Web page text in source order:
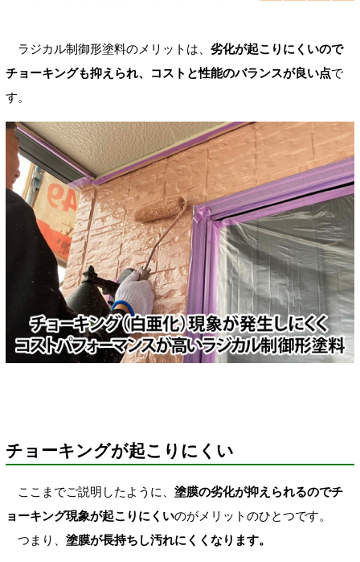
ラジカル制御形塗料のメリットは、 劣化が起こりにくいので
チョーキングも抑えられ、コストと性能のバランスが良い点で
す。
チョーキングが起こりにくい
ここまでご説明したように、 塗膜の劣化が抑えられるのでチ
ョーキング現象が起こりにくいのがメリットのひとつです。
つまり、 塗膜が長持ちし汚れにくくなります。